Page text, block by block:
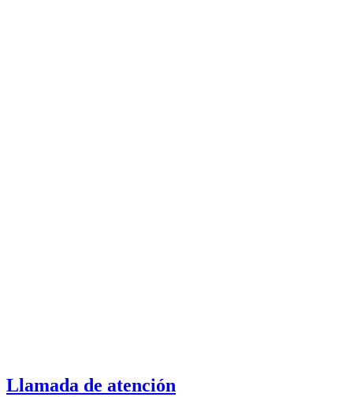
Llamada de atención